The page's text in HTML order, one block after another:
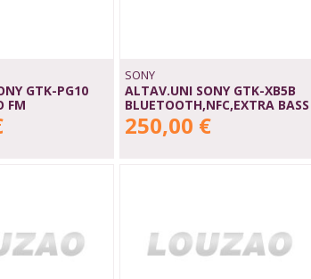
GTK-PG10
FM
SONY
ALTAV.UNI SONY GTK-XB5B
BLUETOOTH,NFC,EXTRA BASS
250,00 €